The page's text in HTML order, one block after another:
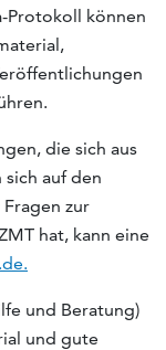
Protokoll können
die sich aus
auf den
zur
hat, kann eine
.
und Beratung)
und gute